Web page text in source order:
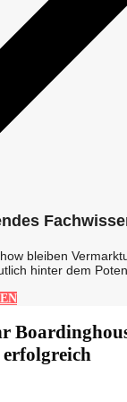
bleiben
hinter dem
erfolgreich